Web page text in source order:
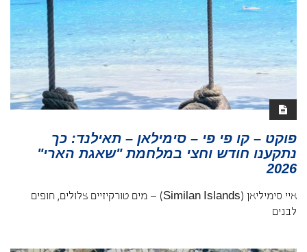
פוקט – קו פי פי – סימילאן – תאילנד: כך
נתקענו חודש וחצי במלחמת "שאגת הארי"
2026
איי סימיליאן (Similan Islands) – מים טורקיזיים צלולים, חופים
לבנים